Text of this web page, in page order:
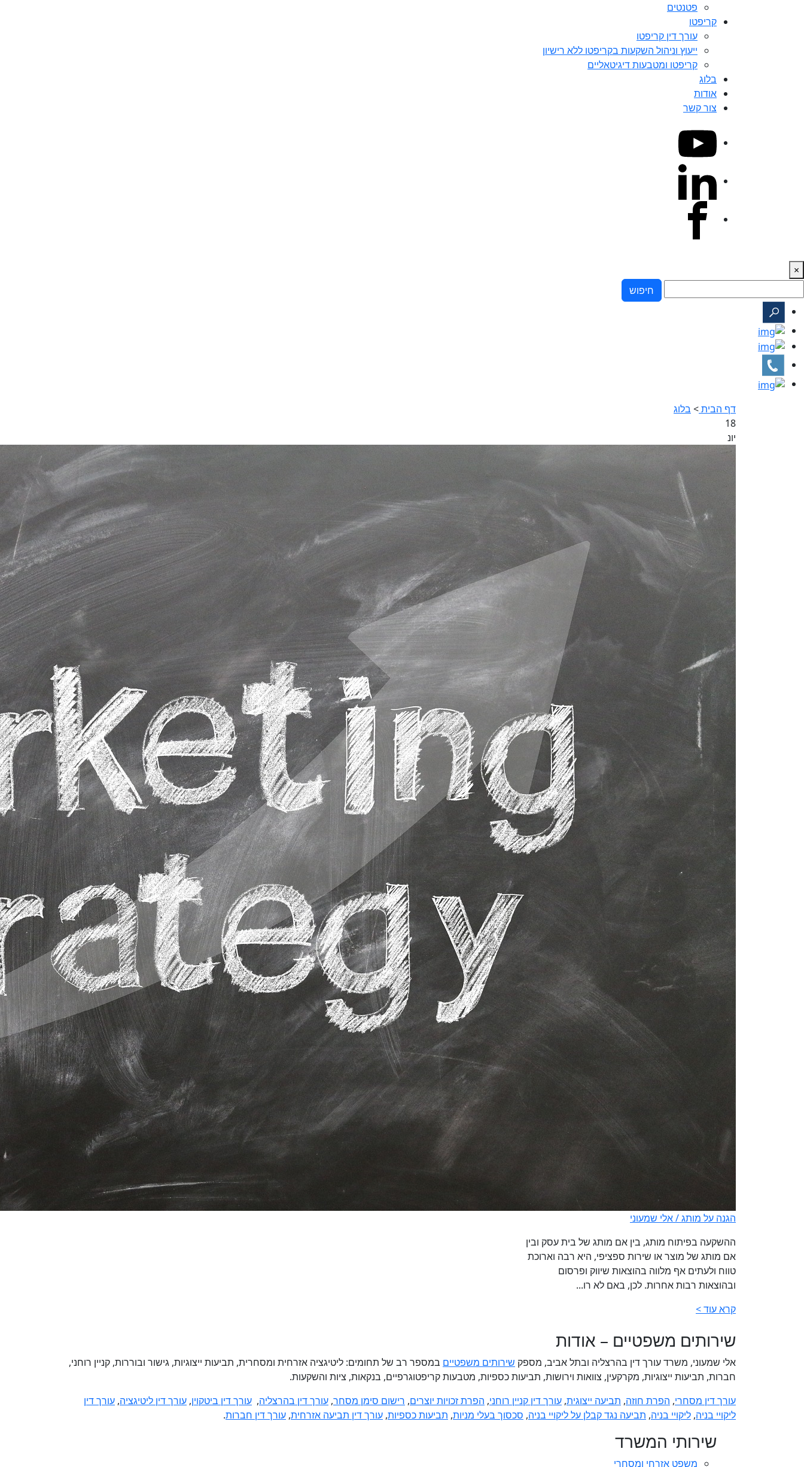
פטנטים
קריפטו
עורך דין קריפטו
ייעוץ וניהול השקעות בקריפטו ללא רישיון
קריפטו ומטבעות דיגיטאליים
בלוג
אודות
צור קשר
×
חיפוש
דף הבית> בלוג
18
יונ
הגנה על מותג /אלי שמעוני
ההשקעה בפיתוח מותג, בין אם מותג של בית עסק ובין
אם מותג של מוצר או שירות ספציפי, היא רבה וארוכת
טווח ולעתים אף מלווה בהוצאות שיווק ופרסום
ובהוצאות רבות אחרות. לכן, באם לא רו...
קרא עוד >
שירותים משפטיים – אודות
אלי שמעוני, משרד עורך דין בהרצליה ובתל אביב, מספק שירותים משפטיים במספר רב של תחומים: ליטיגציה אזרחית ומסחרית, תביעות ייצוגיות, גישור ובוררות, קניין רוחני,
חברות, תביעות ייצוגיות, מקרקעין, צוואות וירושות, תביעות כספיות, מטבעות קריפטוגרפיים, בנקאות, ציות והשקעות.
עורך דין מסחרי, הפרת חוזה, תביעה ייצוגית, עורך דין קניין רוחני, הפרת זכויות יוצרים, רישום סימן מסחר, עורך דין בהרצליה, עורך דין ביטקוין, עורך דין ליטיגציה, עורך דין
ליקויי בניה, ליקויי בניה, תביעה נגד קבלן על ליקויי בניה, סכסוך בעלי מניות, תביעות כספיות, עורך דין תביעה אזרחית, עורך דין חברות.
שירותי המשרד
משפט אזרחי ומסחרי